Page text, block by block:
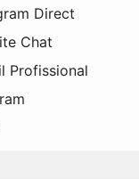
Direct
Chat
Profissional